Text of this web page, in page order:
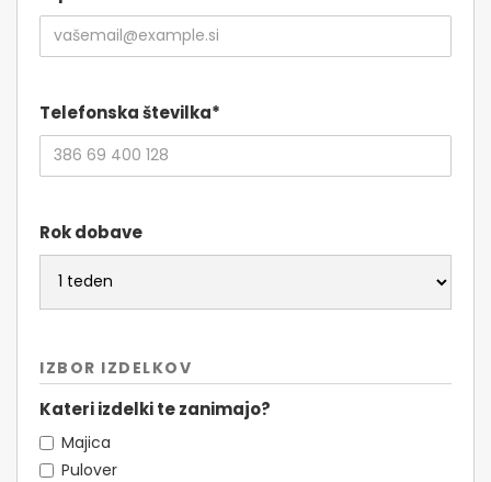
Telefonska številka*
Rok dobave
IZBOR IZDELKOV
Kateri izdelki te zanimajo?
Majica
Pulover